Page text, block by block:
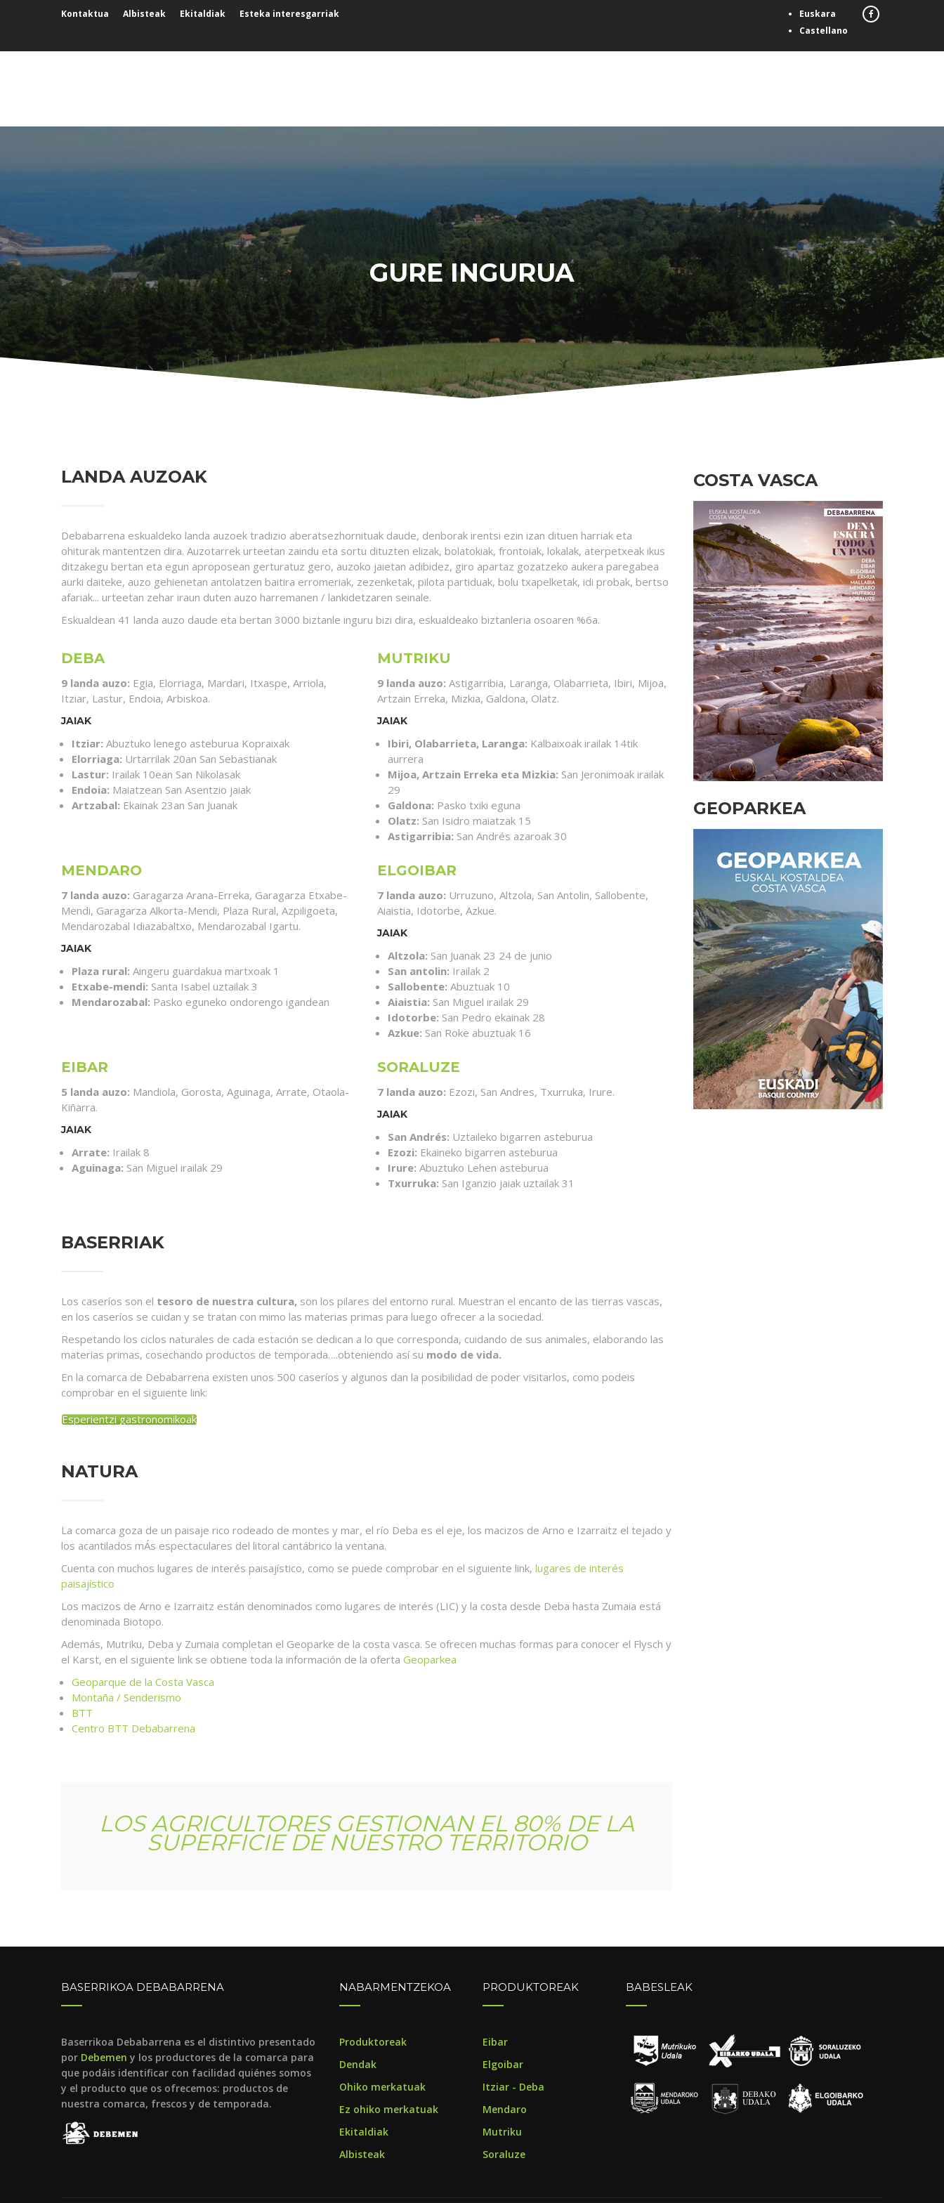
Kontaktua Albisteak Ekitaldiak Esteka interesgarriak
Euskara
Castellano
GURE INGURUA
LANDA AUZOAK
Debabarrena eskualdeko landa auzoek tradizio aberatsezhornituak daude, denborak irentsi ezin izan dituen harriak eta
ohiturak mantentzen dira. Auzotarrek urteetan zaindu eta sortu dituzten elizak, bolatokiak, frontoiak, lokalak, aterpetxeak ikus
ditzakegu bertan eta egun aproposean gerturatuz gero, auzoko jaietan adibidez, giro apartaz gozatzeko aukera paregabea
aurki daiteke, auzo gehienetan antolatzen baitira erromeriak, zezenketak, pilota partiduak, bolu txapelketak, idi probak, bertso
afariak... urteetan zehar iraun duten auzo harremanen / lankidetzaren seinale.
Eskualdean 41 landa auzo daude eta bertan 3000 biztanle inguru bizi dira, eskualdeako biztanleria osoaren %6a.
DEBA
9 landa auzo: Egia, Elorriaga, Mardari, Itxaspe, Arriola,
Itziar, Lastur, Endoia, Arbiskoa.
JAIAK
Itziar: Abuztuko lenego asteburua Kopraixak
Elorriaga: Urtarrilak 20an San Sebastianak
Lastur: Irailak 10ean San Nikolasak
Endoia: Maiatzean San Asentzio jaiak
Artzabal: Ekainak 23an San Juanak
MUTRIKU
9 landa auzo: Astigarribia, Laranga, Olabarrieta, Ibiri, Mijoa,
Artzain Erreka, Mizkia, Galdona, Olatz.
JAIAK
Ibiri, Olabarrieta, Laranga: Kalbaixoak irailak 14tik
aurrera
Mijoa, Artzain Erreka eta Mizkia: San Jeronimoak irailak
29
Galdona: Pasko txiki eguna
Olatz: San Isidro maiatzak 15
Astigarribia: San Andrés azaroak 30
MENDARO
7 landa auzo: Garagarza Arana-Erreka, Garagarza Etxabe-
Mendi, Garagarza Alkorta-Mendi, Plaza Rural, Azpiligoeta,
Mendarozabal Idiazabaltxo, Mendarozabal Igartu.
JAIAK
Plaza rural: Aingeru guardakua martxoak 1
Etxabe-mendi: Santa Isabel uztailak 3
Mendarozabal: Pasko eguneko ondorengo igandean
ELGOIBAR
7 landa auzo: Urruzuno, Altzola, San Antolin, Sallobente,
Aiaistia, Idotorbe, Azkue.
JAIAK
Altzola: San Juanak 23 24 de junio
San antolin: Irailak 2
Sallobente: Abuztuak 10
Aiaistia: San Miguel irailak 29
Idotorbe: San Pedro ekainak 28
Azkue: San Roke abuztuak 16
EIBAR
5 landa auzo: Mandiola, Gorosta, Aguinaga, Arrate, Otaola-
Kiñarra.
JAIAK
Arrate: Irailak 8
Aguinaga: San Miguel irailak 29
SORALUZE
7 landa auzo: Ezozi, San Andres, Txurruka, Irure.
JAIAK
San Andrés: Uztaileko bigarren asteburua
Ezozi: Ekaineko bigarren asteburua
Irure: Abuztuko Lehen asteburua
Txurruka: San Iganzio jaiak uztailak 31
BASERRIAK
Los caseríos son el tesoro de nuestra cultura, son los pilares del entorno rural. Muestran el encanto de las tierras vascas,
en los caseríos se cuidan y se tratan con mimo las materias primas para luego ofrecer a la sociedad.
Respetando los ciclos naturales de cada estación se dedican a lo que corresponda, cuidando de sus animales, elaborando las
materias primas, cosechando productos de temporada….obteniendo así su modo de vida.
En la comarca de Debabarrena existen unos 500 caseríos y algunos dan la posibilidad de poder visitarlos, como podeis
comprobar en el siguiente link:
Esperientzi gastronomikoak
NATURA
La comarca goza de un paisaje rico rodeado de montes y mar, el río Deba es el eje, los macizos de Arno e Izarraitz el tejado y
los acantilados mÁs espectaculares del litoral cantábrico la ventana.
Cuenta con muchos lugares de interés paisajístico, como se puede comprobar en el siguiente link, lugares de interés
paisajístico
Los macizos de Arno e Izarraitz están denominados como lugares de interés (LIC) y la costa desde Deba hasta Zumaia está
denominada Biotopo.
Además, Mutriku, Deba y Zumaia completan el Geoparke de la costa vasca. Se ofrecen muchas formas para conocer el Flysch y
el Karst, en el siguiente link se obtiene toda la información de la oferta Geoparkea
Geoparque de la Costa Vasca
Montaña / Senderismo
BTT
Centro BTT Debabarrena
LOS AGRICULTORES GESTIONAN EL 80% DE LA
SUPERFICIE DE NUESTRO TERRITORIO
COSTA VASCA
GEOPARKEA
BASERRIKOA DEBABARRENA
Baserrikoa Debabarrena es el distintivo presentado
por Debemen y los productores de la comarca para
que podáis identificar con facilidad quiénes somos
y el producto que os ofrecemos: productos de
nuestra comarca, frescos y de temporada.
NABARMENTZEKOA
Produktoreak
Dendak
Ohiko merkatuak
Ez ohiko merkatuak
Ekitaldiak
Albisteak
PRODUKTOREAK
Eibar
Elgoibar
Itziar - Deba
Mendaro
Mutriku
Soraluze
BABESLEAK